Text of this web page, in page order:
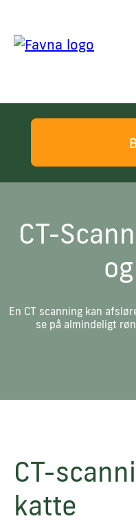
CT-
En CT scanning kan
se på almindeligt
CT-
katte